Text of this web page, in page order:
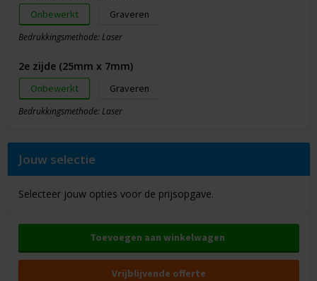
Onbewerkt Graveren
Bedrukkingsmethode: Laser
2e zijde (25mm x 7mm)
Onbewerkt Graveren
Bedrukkingsmethode: Laser
Jouw selectie
Selecteer jouw opties voor de prijsopgave.
Toevoegen aan winkelwagen
Vrijblijvende offerte